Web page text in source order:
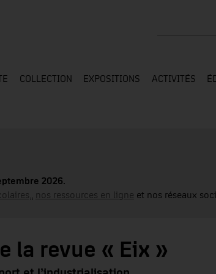
COLLECTION EXPOSITIONS ACTIVITÉS
2026.
nos ressources en ligne et nos réseaux
la revue « Eix »